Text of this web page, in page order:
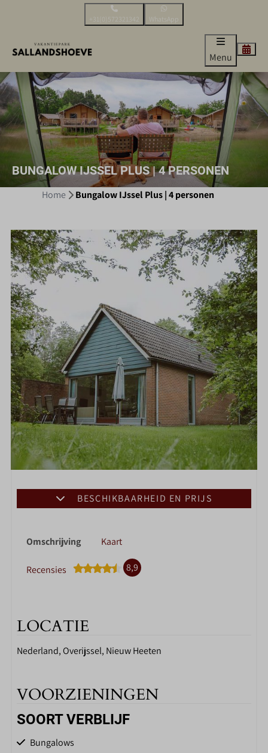
+31(0)572321342 WhatsApp
Menu
BUNGALOW IJSSEL PLUS | 4 PERSONEN
Home Bungalow IJssel Plus | 4 personen
BESCHIKBAARHEID EN PRIJS
Omschrijving Kaart
Recensies 8,9
LOCATIE
Nederland, Overijssel, Nieuw Heeten
VOORZIENINGEN
SOORT VERBLIJF
Bungalows